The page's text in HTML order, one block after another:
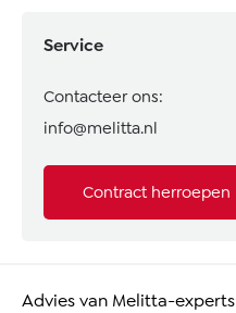
Service
Contacteer ons:
info@melitta.nl
Contract herroepen
Advies van Melitta-experts